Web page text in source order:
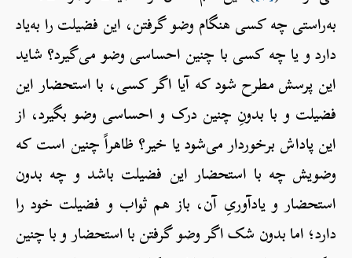
به‌راستی چه کسی هنگام وضو گرفتن، این فضیلت را به‌یاد
دارد و یا چه کسی با چنین احساسی وضو می‌گیرد؟ شاید
این پرسش مطرح شود که آیا اگر کسی، با استحضار این
فضیلت و با بدونِ چنین درک و احساسی وضو بگیرد، از
این پاداش برخوردار می‌شود یا خیر؟ ظاهراً چنین است که
وضویش چه با استحضار این فضیلت باشد و چه بدون
استحضار و یادآوریِ آن، باز هم ثواب و فضیلت خود را
دارد؛ اما بدون شک اگر وضو گرفتن با استحضار و با چنین